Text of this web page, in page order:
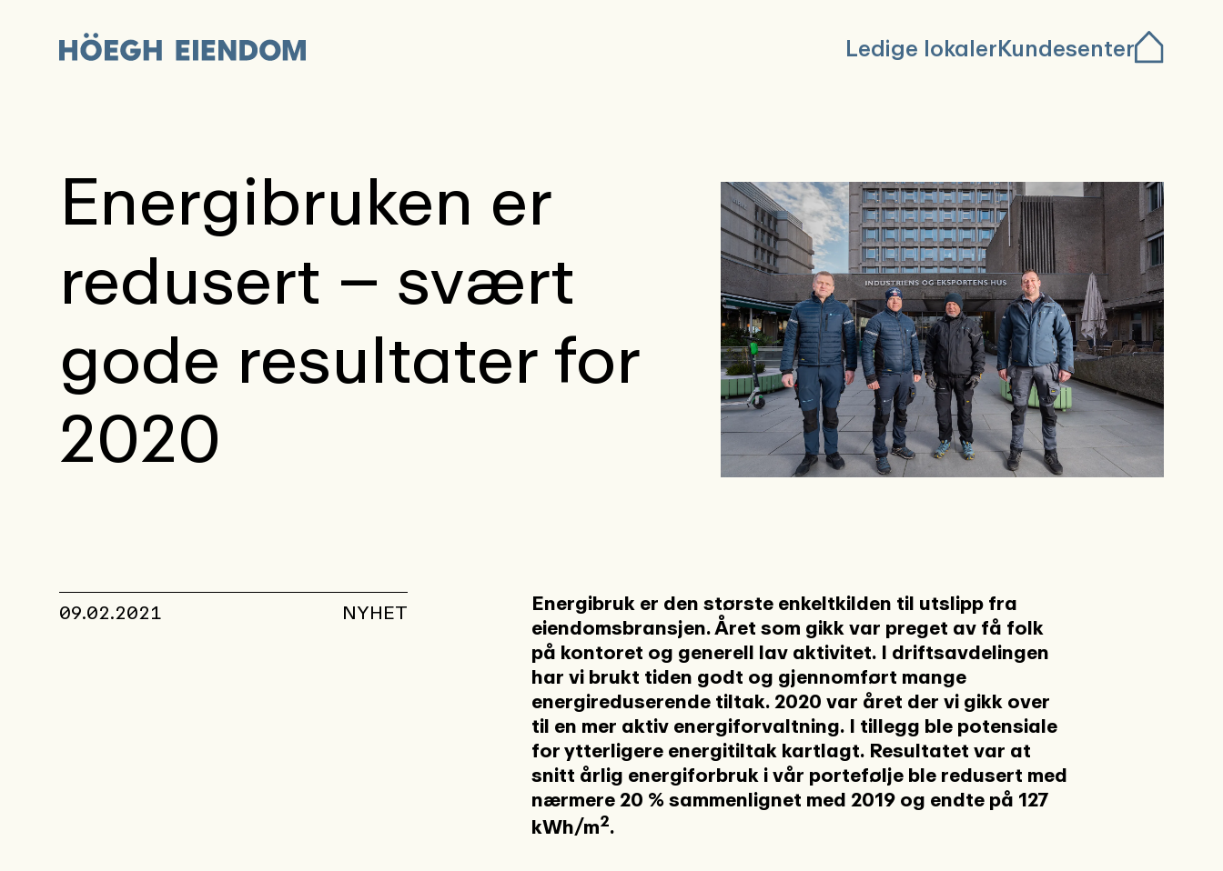
Ledige lokaler Kundesenter
Energibruken er
redusert – svært
gode resultater for
2020
09.02.2021 NYHET
Energibruk er den største enkeltkilden til utslipp fra
eiendomsbransjen. Året som gikk var preget av få folk
på kontoret og generell lav aktivitet. I driftsavdelingen
har vi brukt tiden godt og gjennomført mange
energireduserende tiltak. 2020 var året der vi gikk over
til en mer aktiv energiforvaltning. I tillegg ble potensiale
for ytterligere energitiltak kartlagt. Resultatet var at
snitt årlig energiforbruk i vår portefølje ble redusert med
nærmere 20 % sammenlignet med 2019 og endte på 127
kWh/m2.